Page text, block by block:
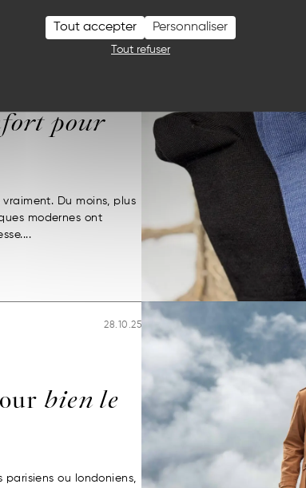
Tout accepter
Tout refuser
Personnaliser
26.11.25
pour
Du moins, plus
modernes ont
28.10.25
bien le
parisiens ou londoniens,